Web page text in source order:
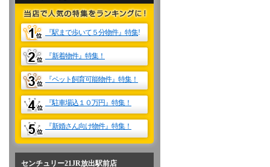
『駅まで歩いて５分物件』特集!
『新着物件』特集！
『ペット飼育可能物件』特集！
『駐車場込１０万円』特集！
『新婚さん向け物件』特集！
センチュリー21JR放出駅前店